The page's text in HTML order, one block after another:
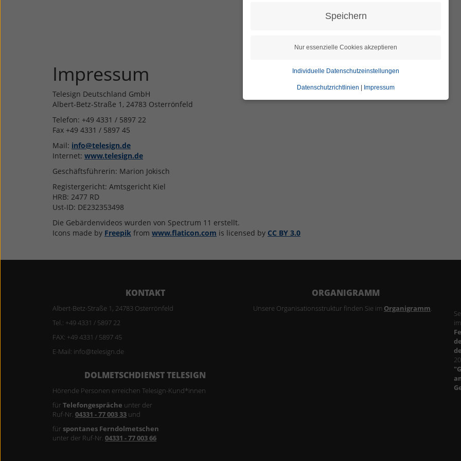
Impressum
Telesign Deutschland GmbH
Albert-Betz-Straße 1, 24783 Osterrönfeld
Telefon: +49 4331 / 5897 22
Fax +49 4331 / 5897 45
Mail: info@telesign.de
Internet: www.telesign.de
Geschäftsführerin: Marion Jokisch
Registergericht: Amtsgericht Kiel
HRB: 2477 RD
Ust-ID: DE232353498
Die Gebärdenvideos wurden von Spectrum 11 erstellt.
Icons made by Freepik from www.flaticon.com is licensed by CC BY 3.0
KONTAKT
Albert-Betz-Straße 1, 24783 Osterrönfeld
Tel.: +49 4331 / 5897 22
FAX: +49 4331 / 5897 45
E-Mail: info@telesign.de
DOLMETSCHDIENST TELESIGN
Hörende Personen erreichen Telesign-Kund*innen
fürTelefongespräche unter der
Ruf-Nr. 04331 - 77 003 33 und
fürspontanes Ferndolmetschen
unter der Ruf-Nr. 04331 - 77 003 66
ORGANIGRAMM
Unsere Organisationsstruktur finden Sie im Organigramm.
Speichern
Nur essenzielle Cookies akzeptieren
Individuelle Datenschutzeinstellungen
Datenschutzrichtlinien | Impressum